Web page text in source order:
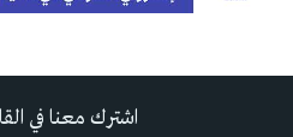
اشترك معنا في